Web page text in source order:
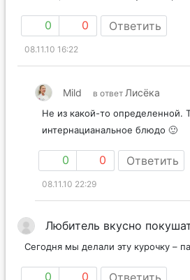
0 0 Ответить
08.11.10 16:22
Mild в ответ Лисёка
Не из какой-то определенной.
интернацианальное блюдо 🙂
0 0 Ответить
08.11.10 22:29
Любитель вкусно
Сегодня мы делали эту курочку –
0 0 Ответить